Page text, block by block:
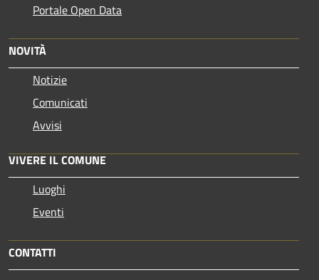
Portale Open Data
NOVITÀ
Notizie
Comunicati
Avvisi
VIVERE IL COMUNE
Luoghi
Eventi
CONTATTI